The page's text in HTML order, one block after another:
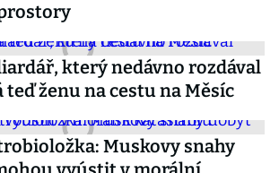
který nedávno rozdával
teď ženu na cestu na Měsíc
Muskovy snahy